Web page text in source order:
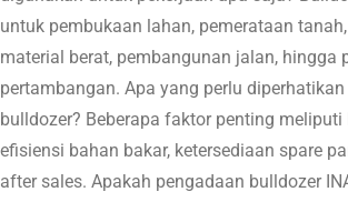
untuk pembukaan lahan, pemerataan
material berat, pembangunan jalan, hingga
pertambangan. Apa yang perlu
bulldozer? Beberapa faktor penting
efisiensi bahan bakar, ketersediaan spare
after sales. Apakah pengadaan bulldozer